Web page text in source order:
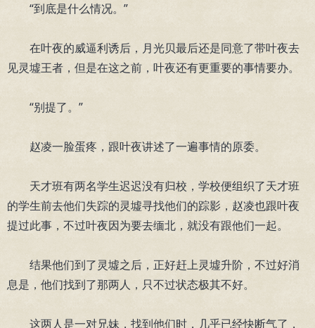
“到底是什么情况。”
在叶夜的威逼利诱后，月光贝最后还是同意了带叶夜去
见灵墟王者，但是在这之前，叶夜还有更重要的事情要办。
“别提了。”
赵凌一脸蛋疼，跟叶夜讲述了一遍事情的原委。
天才班有两名学生迟迟没有归校，学校便组织了天才班
的学生前去他们失踪的灵墟寻找他们的踪影，赵凌也跟叶夜
提过此事，不过叶夜因为要去缅北，就没有跟他们一起。
结果他们到了灵墟之后，正好赶上灵墟升阶，不过好消
息是，他们找到了那两人，只不过状态极其不好。
这两人是一对兄妹，找到他们时，几乎已经快断气了，